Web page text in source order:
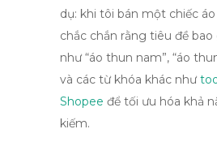
dụ: khi tôi bán một chiếc
chắc chắn rằng tiêu đề
như “áo thun nam”, “áo
và các từ khóa khác như
Shopee để tối ưu hóa khả
kiếm.